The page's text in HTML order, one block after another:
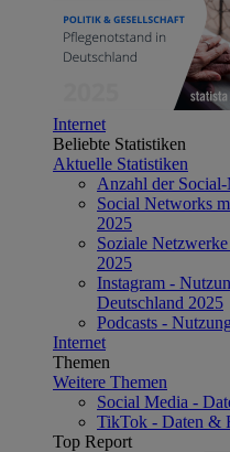
Internet
Beliebte Statistiken
Aktuelle Statistiken
Anzahl der
Social Networks
2025
Soziale
2025
Instagram -
Deutschland 2025
Podcasts -
Internet
Themen
Weitere Themen
Social Media -
TikTok - Daten &
Top Report